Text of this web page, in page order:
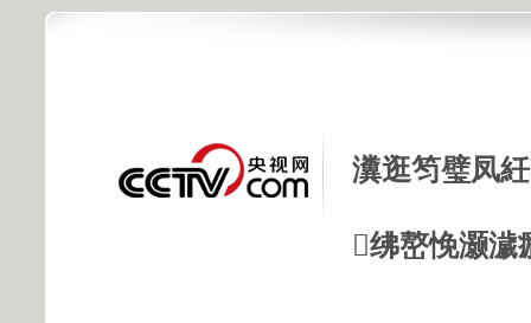
瀵逛笉璧凤
绋嶅悗灏